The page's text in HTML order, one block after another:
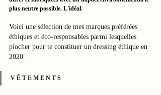
plus neutre possible. L'idéal.
Voici une sélection de mes marques préférées
éthiques et éco-responsables parmi lesquelles
piocher pour te constituer un dressing éthique en
2020.
V Ê T E M E N T S